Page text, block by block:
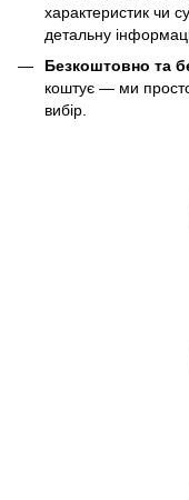
характеристик чи
детальну
Безкоштовно та
коштує — ми
вибір.